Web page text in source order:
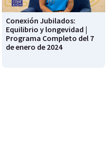
Conexión Jubilados:
Equilibrio y longevidad |
Programa Completo del 7
de enero de 2024